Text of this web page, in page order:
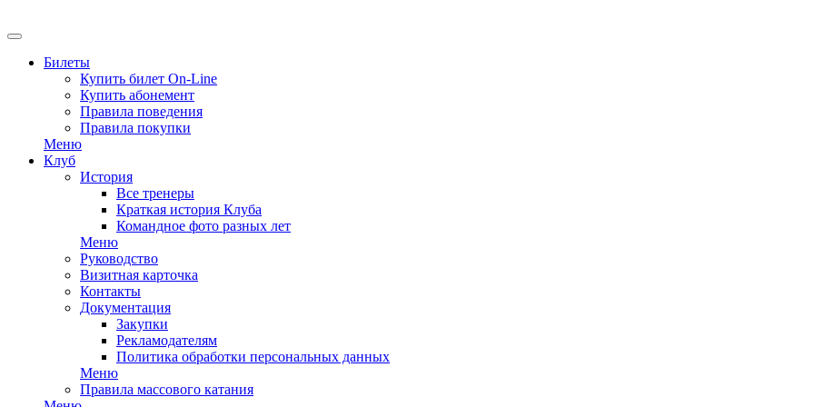
Билеты
Купить билет On-Line
Купить абонемент
Правила поведения
Правила покупки
Меню
Клуб
История
Все тренеры
Краткая история Клуба
Командное фото разных лет
Меню
Руководство
Визитная карточка
Контакты
Документация
Закупки
Рекламодателям
Политика обработки персональных данных
Меню
Правила массового катания